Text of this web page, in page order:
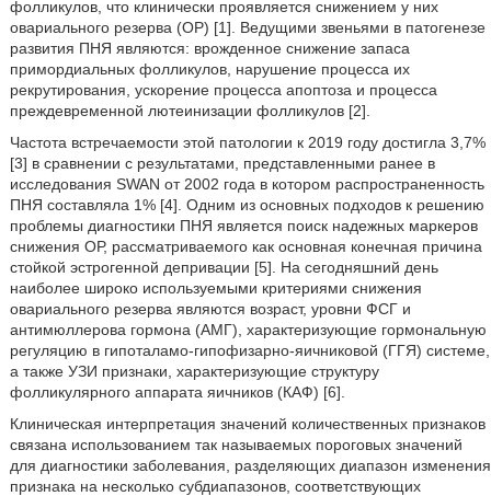
фолликулов, что клинически проявляется снижением у них
овариального резерва (ОР) [1]. Ведущими звеньями в патогенезе
развития ПНЯ являются: врожденное снижение запаса
примордиальных фолликулов, нарушение процесса их
рекрутирования, ускорение процесса апоптоза и процесса
преждевременной лютеинизации фолликулов [2].
Частота встречаемости этой патологии к 2019 году достигла 3,7%
[3] в сравнении с результатами, представленными ранее в
исследования SWAN от 2002 года в котором распространенность
ПНЯ составляла 1% [4]. Одним из основных подходов к решению
проблемы диагностики ПНЯ является поиск надежных маркеров
снижения ОР, рассматриваемого как основная конечная причина
стойкой эстрогенной депривации [5]. На сегодняшний день
наиболее широко используемыми критериями снижения
овариального резерва являются возраст, уровни ФСГ и
антимюллерова гормона (АМГ), характеризующие гормональную
регуляцию в гипоталамо-гипофизарно-яичниковой (ГГЯ) системе,
а также УЗИ признаки, характеризующие структуру
фолликулярного аппарата яичников (КАФ) [6].
Клиническая интерпретация значений количественных признаков
связана использованием так называемых пороговых значений
для диагностики заболевания, разделяющих диапазон изменения
признака на несколько субдиапазонов, соответствующих